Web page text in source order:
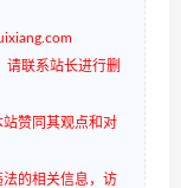
请联系站长进行删
赞同其观点和对
的相关信息，访